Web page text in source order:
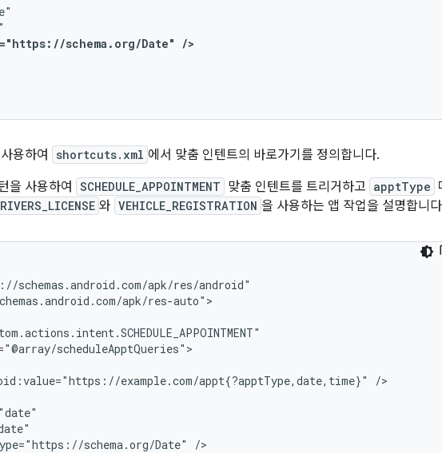
schema.org/Date" />
용하여 shortcuts.xml 에서 맞춤 인텐트의 바로가기를 정의합니다.
을 사용하여
SCHEDULE_APPOINTMENT 맞춤 인텐트를 트리거하고 apptType
와 VEHICLE_REGISTRATION 을 사용하는 앱 작업을 설명합니
example.com/appt{?apptType,date,time}"
schema.org/Date"